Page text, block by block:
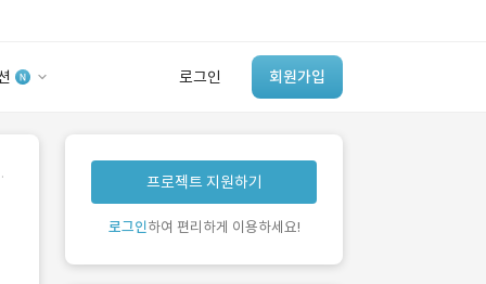
로그인 회원가입
유사사례 검색 AI
‘이런 거’ 만들어본
개발 회사 있어?
프로젝트 지원하기
로그인하여 편리하게 이용하세요!